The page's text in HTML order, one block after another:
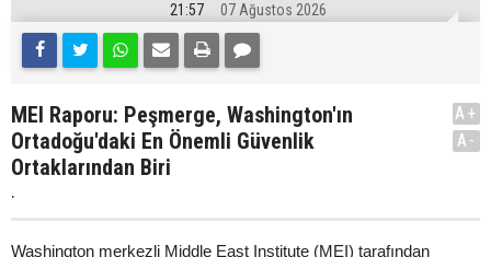
21:57 07 Ağustos 2026
MEI Raporu: Peşmerge, Washington'ın
Ortadoğu'daki En Önemli Güvenlik
Ortaklarından Biri
.
A+
A-
Washington merkezli Middle East Institute (MEI) tarafından